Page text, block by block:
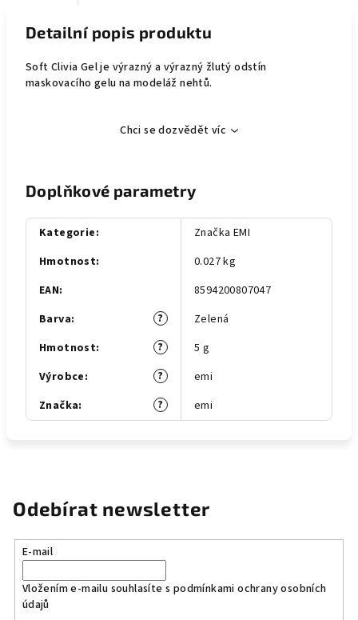
Detailní popis produktu
Soft Clivia Gel je výrazný a výrazný žlutý odstín
maskovacího gelu na modeláž nehtů.
Chci se dozvědět víc
Doplňkové parametry
Kategorie:
Značka EMI
Hmotnost:
0.027 kg
EAN:
8594200807047
?
Barva:
Zelená
?
Hmotnost:
5 g
?
Výrobce:
emi
?
Značka: emi
Odebírat newsletter
E-mail
Vložením e-mailu souhlasíte s podmínkami ochrany osobních
údajů